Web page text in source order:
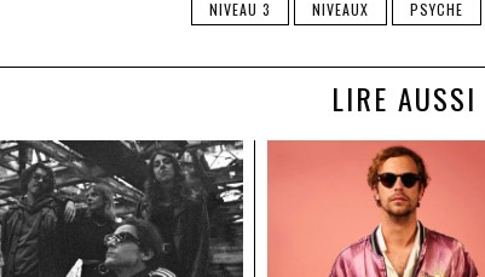
NIVEAU 3 NIVEAUX PSYCHE
LIRE AUSSI